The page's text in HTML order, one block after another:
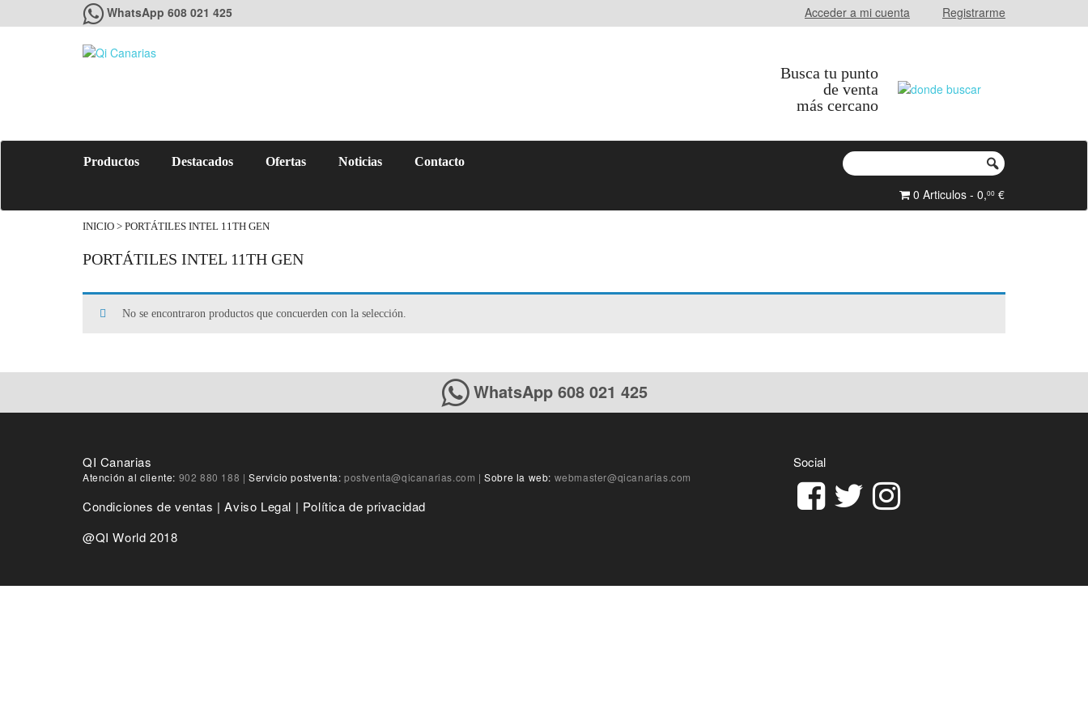
WhatsApp 608 021 425 Acceder a mi cuenta Registrarme
Busca tu punto
de venta
más cercano
Productos Destacados Ofertas Noticias Contacto
0 Articulos - 0,00 €
INICIO > PORTÁTILES INTEL 11TH GEN
PORTÁTILES INTEL 11TH GEN
No se encontraron productos que concuerden con la selección.
WhatsApp 608 021 425
Social
QI Canarias
Atención al cliente: 902 880 188 | Servicio postventa:postventa@qicanarias.com | Sobre la web: webmaster@qicanarias.com
Condiciones de ventas |Aviso Legal | Política de privacidad
@QI World 2018